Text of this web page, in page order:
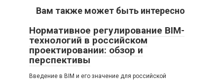
Вам также может быть интересно
Нормативное регулирование BIM-
технологий в российском
проектировании: обзор и
перспективы
Введение в BIM и его значение для российской